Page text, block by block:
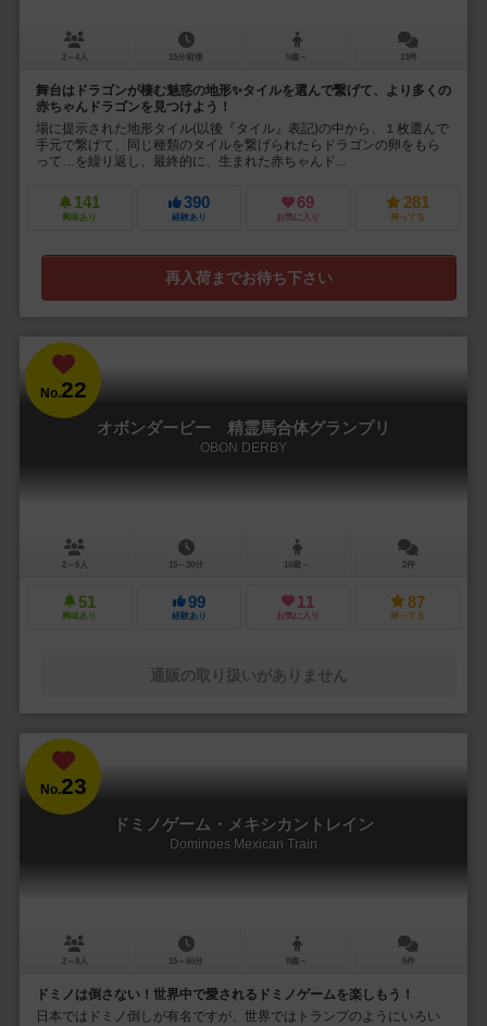
2～4人 15分前後 5歳～ 13件
舞台はドラゴンが棲む魅惑の地形✨タイルを選んで繋げて、より多くの
赤ちゃんドラゴンを見つけよう！
場に提示された地形タイル(以後『タイル』表記)の中から、１枚選んで
手元で繋げて、同じ種類のタイルを繋げられたらドラゴンの卵をもら
って…を繰り返し、最終的に、生まれた赤ちゃんド...
141
興味あり
390
経験あり
69
お気に入り
281
持ってる
再入荷までお待ち下さい
No.22
オボンダービー 精霊馬合体グランプリ
OBON DERBY
2～6人 15～30分 10歳～ 2件
51
興味あり
99
経験あり
11
お気に入り
87
持ってる
通販の取り扱いがありません
No.23
ドミノゲーム・メキシカントレイン
Dominoes Mexican Train
2～8人 15～60分 8歳～ 5件
ドミノは倒さない！世界中で愛されるドミノゲームを楽しもう！
日本ではドミノ倒しが有名ですが、世界ではトランプのようにいろい